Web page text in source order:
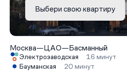
Выбери свою квартиру
Москва—ЦАО—Басманный
Электрозаводская
16 минут
Бауманская
20 минут